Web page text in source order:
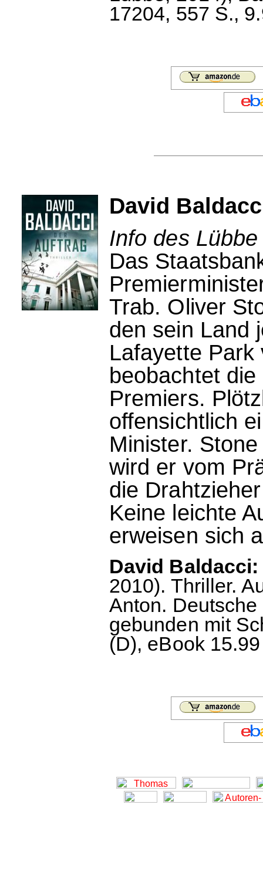
17204, 557 S.,
David
Info des
Das
Trab. Oliver
den sein Land
Lafayette
beobachtet
Premiers.
offensichtlich
Minister.
wird er vom
die
Keine leichte
erweisen sich
David
2010). Thriller.
Anton.
gebunden mit
(D), eBook